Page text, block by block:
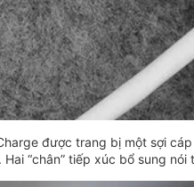
được trang bị một sợi
“chân” tiếp xúc bổ sung